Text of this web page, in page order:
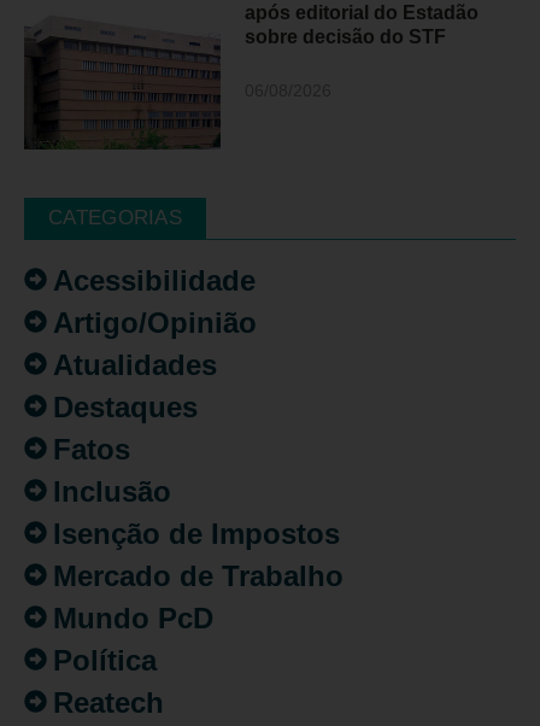
após editorial do Estadão
sobre decisão do STF
CATEGORIAS
Acessibilidade
Artigo/Opinião
Atualidades
Destaques
Fatos
Inclusão
Isenção de Impostos
Mercado de Trabalho
Mundo PcD
Política
Reatech